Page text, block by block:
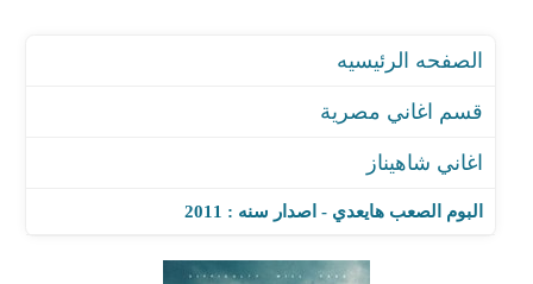
البوم الصعب هايعدي - اصدار سنه : 2011